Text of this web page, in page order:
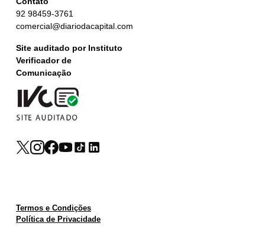
92 98459-3761
comercial@diariodacapital.com
Site auditado por Instituto
Verificador de
Comunicação
Termos e Condições
Política de Privacidade